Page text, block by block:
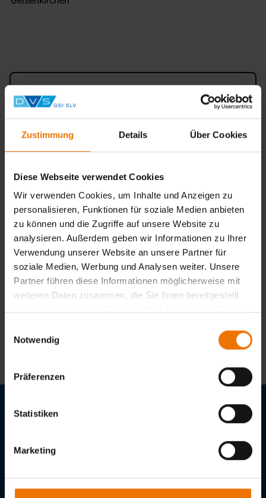
Zustimmung Details Über Cookies
Diese Webseite verwendet Cookies
Wir verwenden Cookies, um Inhalte und Anzeigen zu
personalisieren, Funktionen für soziale Medien anbieten
zu können und die Zugriffe auf unsere Website zu
analysieren. Außerdem geben wir Informationen zu Ihrer
Verwendung unserer Website an unsere Partner für
soziale Medien, Werbung und Analysen weiter. Unsere
Partner führen diese Informationen möglicherweise mit
weiteren Daten zusammen, die Sie ihnen bereitgestellt
Notwendig
Präferenzen
Statistiken
Marketing
Konstruktionsmechaniker
Fachrichtung Schweißtechnik
Gelsenkirchen
Zurück
Noch keine Auswahl getroffen
Stellenangebote
GSI - Gesellschaft für Schweißtechnik International mbH
Bismarckstr. 85